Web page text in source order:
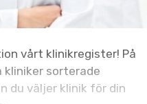
vårt klinikregister! På
kliniker sorterade
du väljer klinik för din